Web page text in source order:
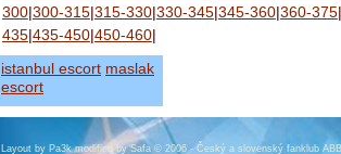
300|300-315|315-330|330-345|345-360|360-375|
435|435-450|450-460|
istanbul escort maslak
escort
Layout by Pa3k modified by Safa © 2006 - Český a slovenský fanklub